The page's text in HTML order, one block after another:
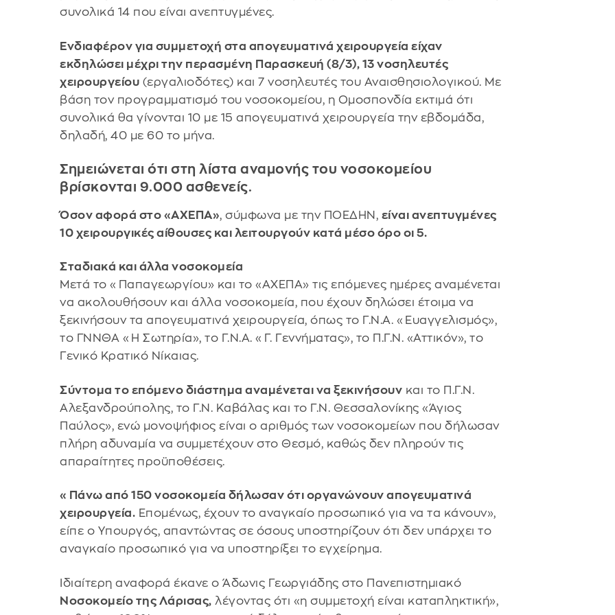
συνολικά 14 που είναι ανεπτυγμένες.
Ενδιαφέρον για συμμετοχή στα απογευματινά χειρουργεία είχαν
εκδηλώσει μέχρι την περασμένη Παρασκευή (8/3), 13 νοσηλευτές
χειρουργείου (εργαλιοδότες) και 7 νοσηλευτές του Αναισθησιολογικού. Με
βάση τον προγραμματισμό του νοσοκομείου, η Ομοσπονδία εκτιμά ότι
συνολικά θα γίνονται 10 με 15 απογευματινά χειρουργεία την εβδομάδα,
δηλαδή, 40 με 60 το μήνα.
Σημειώνεται ότι στη λίστα αναμονής του νοσοκομείου
βρίσκονται 9.000 ασθενείς.
Όσον αφορά στο «ΑΧΕΠΑ», σύμφωνα με την ΠΟΕΔΗΝ, είναι ανεπτυγμένες
10 χειρουργικές αίθουσες και λειτουργούν κατά μέσο όρο οι 5.
Σταδιακά και άλλα νοσοκομεία
Μετά το «Παπαγεωργίου» και το «ΑΧΕΠΑ» τις επόμενες ημέρες αναμένεται
να ακολουθήσουν και άλλα νοσοκομεία, που έχουν δηλώσει έτοιμα να
ξεκινήσουν τα απογευματινά χειρουργεία, όπως το Γ.Ν.Α. «Ευαγγελισμός»,
το ΓΝΝΘΑ «Η Σωτηρία», το Γ.Ν.Α. «Γ. Γεννήματας», το Π.Γ.Ν. «Αττικόν», το
Γενικό Κρατικό Νίκαιας.
Σύντομα το επόμενο διάστημα αναμένεται να ξεκινήσουν και το Π.Γ.Ν.
Αλεξανδρούπολης, το Γ.Ν. Καβάλας και το Γ.Ν. Θεσσαλονίκης «Άγιος
Παύλος», ενώ μονοψήφιος είναι ο αριθμός των νοσοκομείων που δήλωσαν
πλήρη αδυναμία να συμμετέχουν στο Θεσμό, καθώς δεν πληρούν τις
απαραίτητες προϋποθέσεις.
«Πάνω από 150 νοσοκομεία δήλωσαν ότι οργανώνουν απογευματινά
χειρουργεία. Επομένως, έχουν το αναγκαίο προσωπικό για να τα κάνουν»,
είπε ο Υπουργός, απαντώντας σε όσους υποστηρίζουν ότι δεν υπάρχει το
αναγκαίο προσωπικό για να υποστηρίξει το εγχείρημα.
Ιδιαίτερη αναφορά έκανε ο Άδωνις Γεωργιάδης στο Πανεπιστημιακό
Νοσοκομείο της Λάρισας, λέγοντας ότι «η συμμετοχή είναι καταπληκτική»,